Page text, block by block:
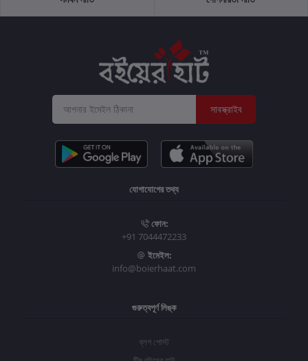
সাবস্ক্রাইব
যোগাযোগের তথ্য
ফোন:
+91 7044472233
ইমেইল:
info@boierhaat.com
গুরুত্বপূর্ণ লিঙ্ক
ব্লগ পোস্ট